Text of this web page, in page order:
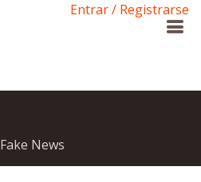
Entrar / Registrarse
Fake News